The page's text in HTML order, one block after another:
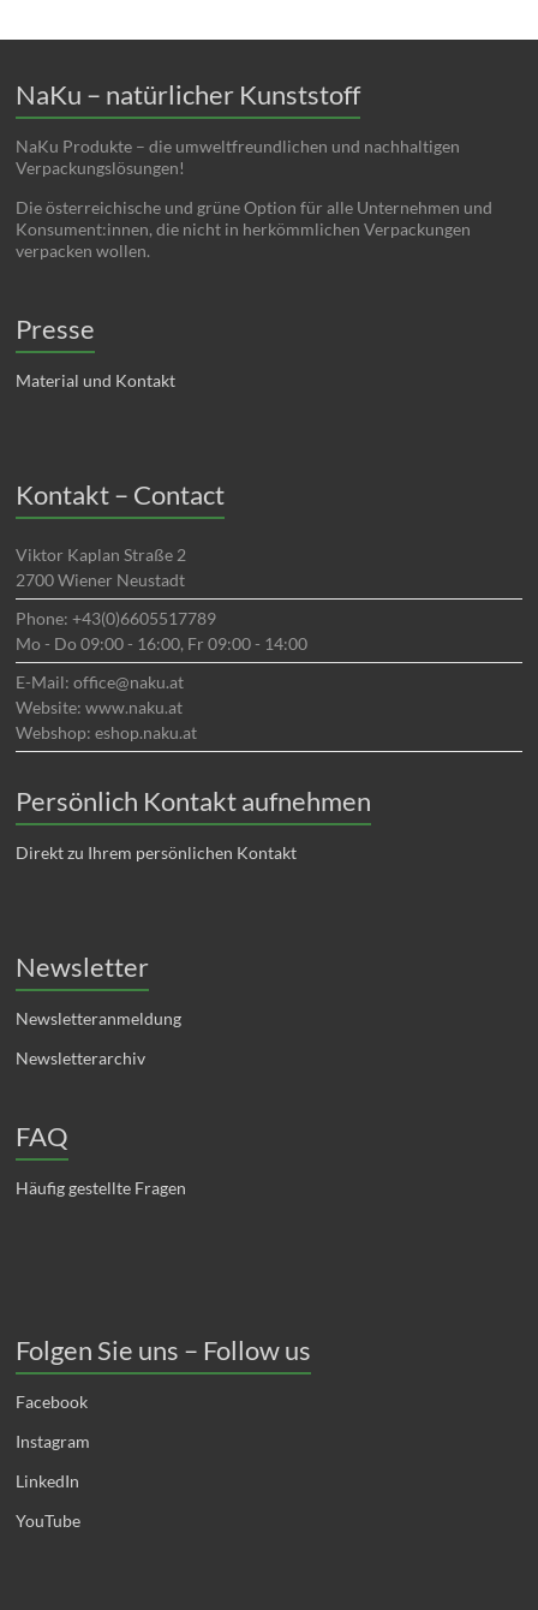
NaKu – natürlicher Kunststoff
NaKu Produkte – die umweltfreundlichen und nachhaltigen
Verpackungslösungen!
Die österreichische und grüne Option für alle Unternehmen und
Konsument:innen, die nicht in herkömmlichen Verpackungen
verpacken wollen.
Presse
Material und Kontakt
Kontakt – Contact
Viktor Kaplan Straße 2
2700 Wiener Neustadt
Phone: +43(0)6605517789
Mo - Do 09:00 - 16:00, Fr 09:00 - 14:00
E-Mail: office@naku.at
Website: www.naku.at
Webshop: eshop.naku.at
Persönlich Kontakt aufnehmen
Direkt zu Ihrem persönlichen Kontakt
Newsletter
Newsletteranmeldung
Newsletterarchiv
FAQ
Häufig gestellte Fragen
Folgen Sie uns – Follow us
Facebook
Instagram
LinkedIn
YouTube